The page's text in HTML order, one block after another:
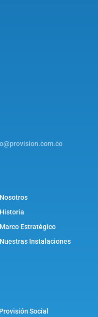
Nosotros
Historia
Marco Estratégico
Nuestras Instalaciones
Provisión Social